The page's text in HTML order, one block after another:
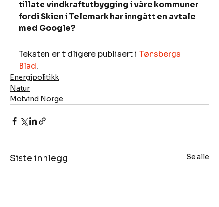
tillate vindkraftutbygging i våre kommuner
fordi Skien i Telemark har inngått en avtale
med Google?
Teksten er tidligere publisert i Tønsbergs
Blad.
Energipolitikk
Natur
Motvind Norge
Siste innlegg Se alle